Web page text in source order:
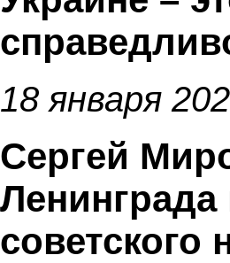
18 января
Сергей
советского